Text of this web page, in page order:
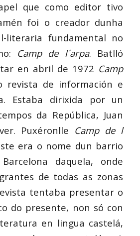
que como editor tivo
foi o creador dunha
literaria fundamental no
Camp de l´arpa. Batlló
en abril de 1972 Camp
revista de información e
Estaba dirixida por un
da República, Juan
Puxéronlle Camp de l
era o nome dun barrio
daquela, onde
de todas as zonas
tentaba presentar o
do presente, non só con
en lingua castelá,